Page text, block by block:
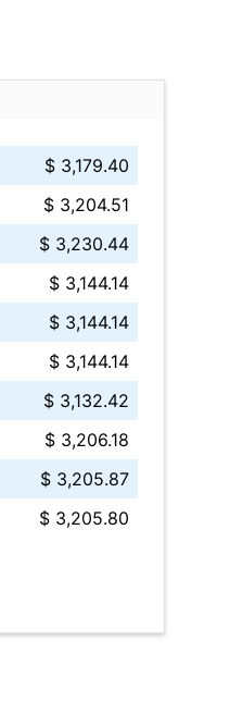
$ 3,179.40
$ 3,204.51
$ 3,230.44
$ 3,144.14
$ 3,144.14
$ 3,144.14
$ 3,132.42
$ 3,206.18
$ 3,205.87
$ 3,205.80